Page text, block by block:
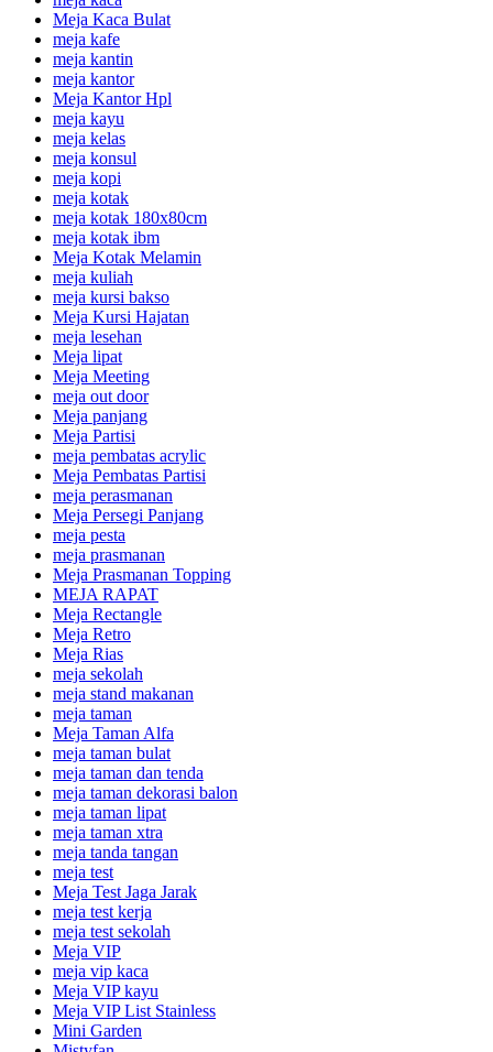
Meja Kaca Bulat
meja kafe
meja kantin
meja kantor
Meja Kantor Hpl
meja kayu
meja kelas
meja konsul
meja kopi
meja kotak
meja kotak 180x80cm
meja kotak ibm
Meja Kotak Melamin
meja kuliah
meja kursi bakso
Meja Kursi Hajatan
meja lesehan
Meja lipat
Meja Meeting
meja out door
Meja panjang
Meja Partisi
meja pembatas acrylic
Meja Pembatas Partisi
meja perasmanan
Meja Persegi Panjang
meja pesta
meja prasmanan
Meja Prasmanan Topping
MEJA RAPAT
Meja Rectangle
Meja Retro
Meja Rias
meja sekolah
meja stand makanan
meja taman
Meja Taman Alfa
meja taman bulat
meja taman dan tenda
meja taman dekorasi balon
meja taman lipat
meja taman xtra
meja tanda tangan
meja test
Meja Test Jaga Jarak
meja test kerja
meja test sekolah
Meja VIP
meja vip kaca
Meja VIP kayu
Meja VIP List Stainless
Mini Garden